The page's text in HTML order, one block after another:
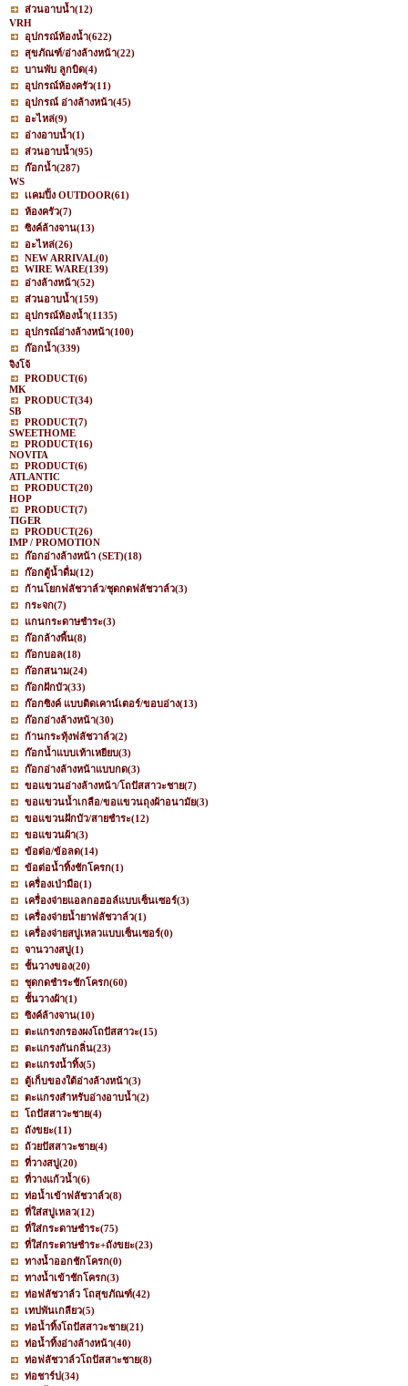
ส่วนอาบน้ำ(12)
VRH
อุปกรณ์ห้องน้ำ(622)
สุขภัณฑ์/อ่างล้างหน้า(22)
บานพับ ลูกบิด(4)
อุปกรณ์ห้องครัว(11)
อุปกรณ์ อ่างล้างหน้า(45)
อะไหล่(9)
อ่างอาบน้ำ(1)
ส่วนอาบน้ำ(95)
ก๊อกน้ำ(287)
WS
เเคมปิ้ง OUTDOOR(61)
ห้องครัว(7)
ซิงค์ล้างจาน(13)
อะไหล่(26)
NEW ARRIVAL(0)
WIRE WARE(139)
อ่างล้างหน้า(52)
ส่วนอาบน้ำ(159)
อุปกรณ์ห้องน้ำ(1135)
อุปกรณ์อ่างล้างหน้า(100)
ก๊อกน้ำ(339)
จิงโจ้
PRODUCT(6)
MK
PRODUCT(34)
SB
PRODUCT(7)
SWEETHOME
PRODUCT(16)
NOVITA
PRODUCT(6)
ATLANTIC
PRODUCT(20)
HOP
PRODUCT(7)
TIGER
PRODUCT(26)
IMP / PROMOTION
ก๊อกอ่างล้างหน้า (SET)(18)
ก๊อกตู้น้ำดื่ม(12)
ก้านโยกฟลัชวาล์ว/ชุดกดฟลัชวาล์ว(3)
กระจก(7)
แกนกระดาษชำระ(3)
ก๊อกล้างพื้น(8)
ก๊อกบอล(18)
ก๊อกสนาม(24)
ก๊อกฝักบัว(33)
ก๊อกซิงค์ แบบติดเคาน์เตอร์/ขอบอ่าง(13)
ก๊อกอ่างล้างหน้า(30)
ก้านกระทุ้งฟลัชวาล์ว(2)
ก๊อกน้ำแบบเท้าเหยียบ(3)
ก๊อกอ่างล้างหน้าแบบกด(3)
ขอแขวนอ่างล้างหน้า/โถปัสสาวะชาย(7)
ขอแขวนน้ำเกลือ/ขอแขวนถุงผ้าอนามัย(3)
ขอแขวนฝักบัว/สายชำระ(12)
ขอแขวนผ้า(3)
ข้อต่อ/ข้อลด(14)
ข้อต่อน้ำทิ้งชักโครก(1)
เครื่องเป่ามือ(1)
เครื่องจ่ายแอลกอฮอล์แบบเซ็นเซอร์(3)
เครื่องจ่ายน้ำยาฟลัชวาล์ว(1)
เครื่องจ่ายสบู่เหลวแบบเซ็นเซอร์(0)
จานวางสบู่(1)
ชั้นวางของ(20)
ชุดกดชำระชักโครก(60)
ชั้นวางผ้า(1)
ซิงค์ล้างจาน(10)
ตะแกรงกรองผงโถปัสสาวะ(15)
ตะแกรงกันกลิ่น(23)
ตะแกรงน้ำทิ้ง(5)
ตู้เก็บของใต้อ่างล้างหน้า(3)
ตะแกรงสำหรับอ่างอาบน้ำ(2)
โถปัสสาวะชาย(4)
ถังขยะ(11)
ถ้วยปัสสาวะชาย(4)
ที่วางสบู่(20)
ที่วางแก้วน้ำ(6)
ท่อน้ำเข้าฟลัชวาล์ว(8)
ที่ใส่สบู่เหลว(12)
ที่ใส่กระดาษชำระ(75)
ที่ใส่กระดาษชำระ+ถังขยะ(23)
ทางน้ำออกชักโครก(0)
ทางน้ำเข้าชักโครก(3)
ท่อฟลัชวาล์ว โถสุขภัณฑ์(42)
เทปพันเกลียว(5)
ท่อน้ำทิ้งโถปัสสาวะชาย(21)
ท่อน้ำทิ้งอ่างล้างหน้า(40)
ท่อฟลัชวาล์วโถปัสสาะชาย(8)
ท่อชาร์ป(34)